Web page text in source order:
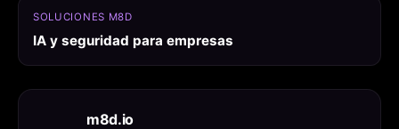
SOLUCIONES M8D
IA y seguridad para empresas
m8d.io